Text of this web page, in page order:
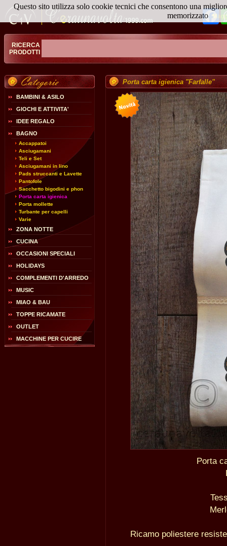
RICERCA
PRODOTTI
BAMBINI & ASILO
GIOCHI E ATTIVITA'
IDEE REGALO
BAGNO
Accappatoi
Asciugamani
Teli e Set
Asciugamani in lino
Pads struccanti e Lavette
Pantofole
Sacchetto bigodini e phon
Porta carta igienica
Porta mollette
Turbante per capelli
Varie
ZONA NOTTE
CUCINA
OCCASIONI SPECIALI
HOLIDAYS
COMPLEMENTI D'ARREDO
MUSIC
MIAO & BAU
TOPPE RICAMATE
OUTLET
MACCHINE PER CUCIRE
Porta carta igienica "Farfalle"
Porta
Ricamo poliestere
Questo sito utilizza solo cookie tecnici che consentono una
memorizzato